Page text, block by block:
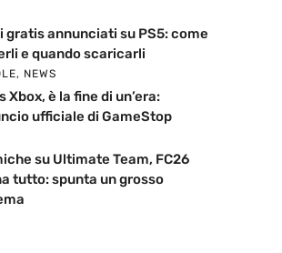
gratis annunciati su PS5: come
e quando scaricarli
, NEWS
Xbox, è la fine di un’era:
ufficiale di GameStop
su Ultimate Team, FC26
tutto: spunta un grosso